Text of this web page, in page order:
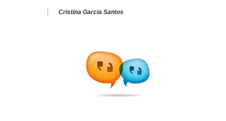
Cristina Garcia Santos